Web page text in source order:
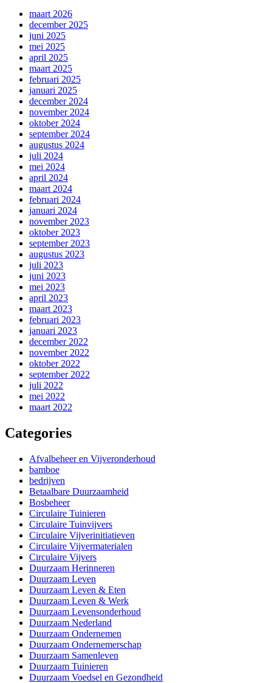
maart 2026
december 2025
juni 2025
mei 2025
april 2025
maart 2025
februari 2025
januari 2025
december 2024
november 2024
oktober 2024
september 2024
augustus 2024
juli 2024
mei 2024
april 2024
maart 2024
februari 2024
januari 2024
november 2023
oktober 2023
september 2023
augustus 2023
juli 2023
juni 2023
mei 2023
april 2023
maart 2023
februari 2023
januari 2023
december 2022
november 2022
oktober 2022
september 2022
juli 2022
mei 2022
maart 2022
Categories
Afvalbeheer en Vijveronderhoud
bamboe
bedrijven
Betaalbare Duurzaamheid
Bosbeheer
Circulaire Tuinieren
Circulaire Tuinvijvers
Circulaire Vijverinitiatieven
Circulaire Vijvermaterialen
Circulaire Vijvers
Duurzaam Herinneren
Duurzaam Leven
Duurzaam Leven & Eten
Duurzaam Leven & Werk
Duurzaam Levensonderhoud
Duurzaam Nederland
Duurzaam Ondernemen
Duurzaam Ondernemerschap
Duurzaam Samenleven
Duurzaam Tuinieren
Duurzaam Voedsel en Gezondheid